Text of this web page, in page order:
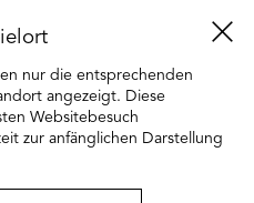
nur die entsprechenden
angezeigt. Diese
Websitebesuch
zur anfänglichen Darstellung